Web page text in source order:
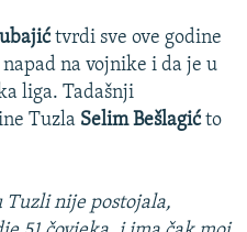
tvrdi sve ove godine
na vojnike i da je u
liga. Tadašnji
Tuzla Selim Bešlagićto
Tuzli nije postojala,